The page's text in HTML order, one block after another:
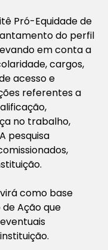
Pró-Equidade de
do perfil
em conta a
cargos,
acesso e
referentes a
no trabalho,
pesquisa
como base
Ação que